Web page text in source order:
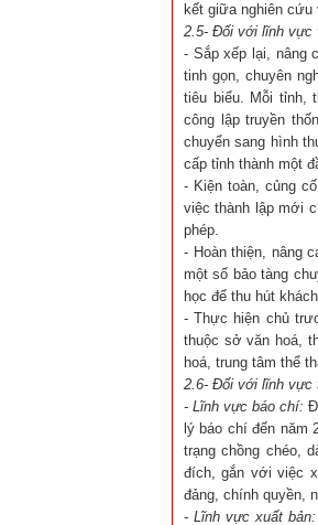
kết giữa nghiên cứu
2.5- Đối với lĩnh vực
- Sắp xếp lại, nâng
tinh gọn, chuyên
tiêu biểu. Mỗi tỉnh,
công lập truyền
chuyển sang hình
cấp tỉnh thành một
- Kiện toàn, củng
việc thành lập mới
phép.
- Hoàn thiện, nâng
một số bảo tàng
học để thu hút
- Thực hiện chủ
thuộc sở văn hoá,
hoá, trung tâm thể
2.6- Đối với lĩnh vực
- Lĩnh vực báo chí:
lý báo chí đến năm
trạng chồng chéo,
đích, gắn với việc
đảng, chính quyền,
- Lĩnh vực xuất bản: